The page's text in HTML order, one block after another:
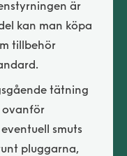
är
kan man köpa
tillbehör
tätning
ovanför
smuts
pluggarna,